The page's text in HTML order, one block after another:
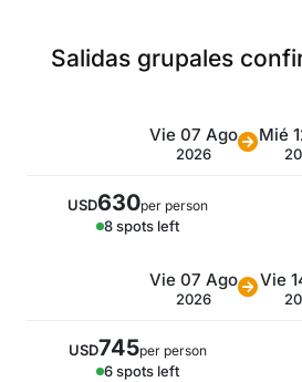
Salidas grupales
Vie 07 Ago
2026
Mié
USD630per person
8 spots left
Vie 07 Ago
2026
Vie
USD745per person
6 spots left